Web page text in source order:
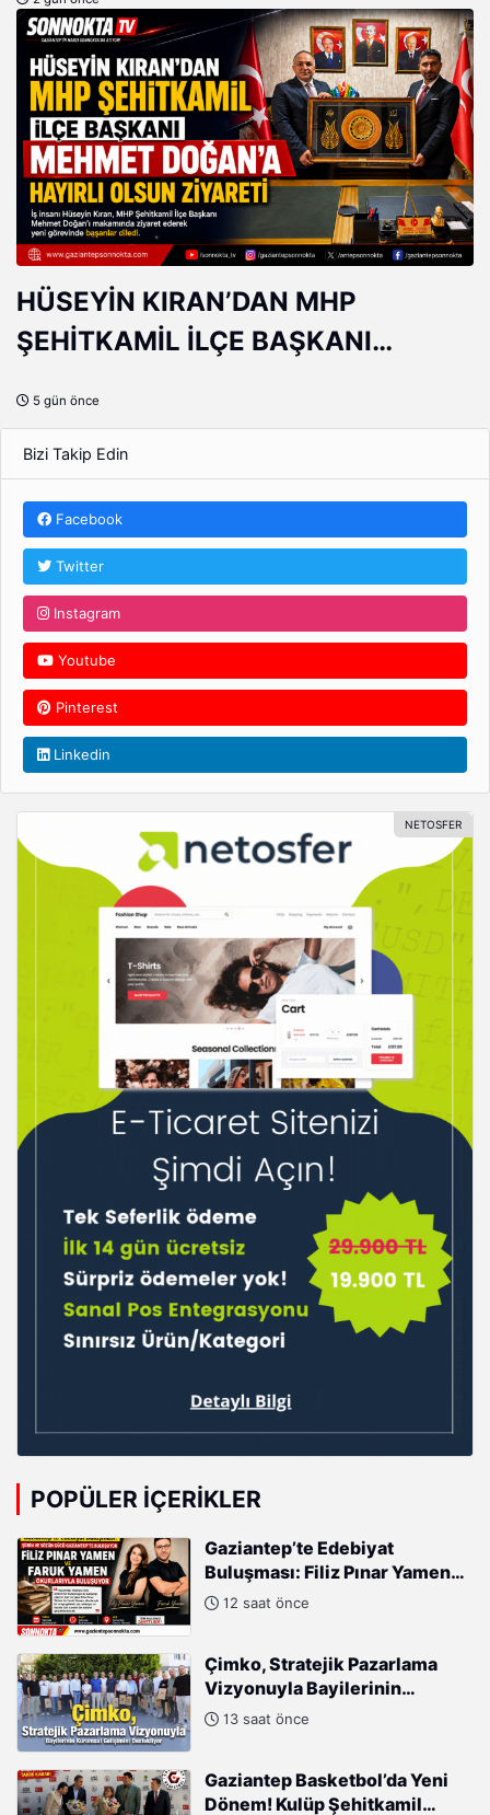
GÜNGÖR
HÜSEYİN KIRAN’DAN MHP
ŞEHİTKAMİL İLÇE BAŞKANI
5 gün önce
Bizi Takip Edin
Facebook
Twitter
Instagram
Youtube
Pinterest
Linkedin
POPÜLER İÇERIKLER
Gaziantep’te Edebiyat
Buluşması: Filiz Pınar Yamen
ve Faruk Yamen Okurlarıyla
12 saat önce
Çimko, Stratejik Pazarlama
Vizyonuyla Bayilerinin
Kurumsal Gelişimini
13 saat önce
Gaziantep Basketbol’da Yeni
Dönem! Kulüp Şehitkamil